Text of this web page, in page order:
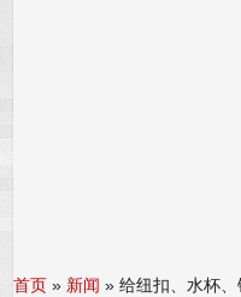
首页 » 新闻 »给纽扣、水杯